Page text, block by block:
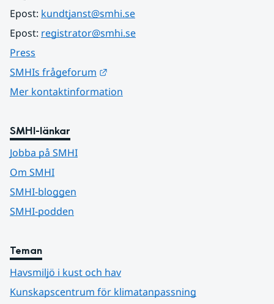
Epost: kundtjanst@smhi.se
Epost: registrator@smhi.se
Press
SMHIs frågeforum
Mer kontaktinformation
SMHI-länkar
Jobba på SMHI
Om SMHI
SMHI-bloggen
SMHI-podden
Teman
Havsmiljö i kust och hav
Kunskapscentrum för klimatanpassning